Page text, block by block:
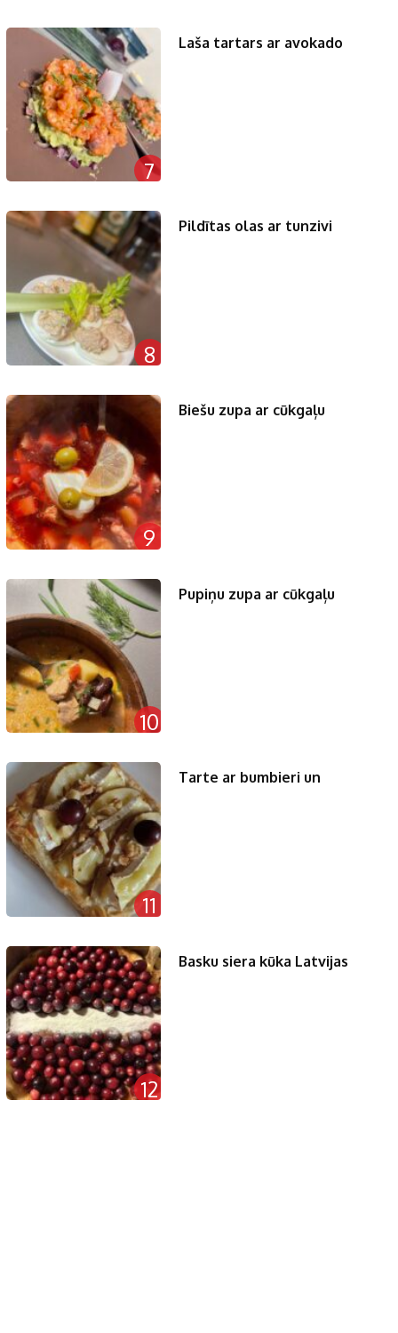
7
Laša tartars ar avokado
8
Pildītas olas ar tunzivi
9
Biešu zupa ar cūkgaļu
10
Pupiņu zupa ar cūkgaļu
11
Tarte ar bumbieri un
12
Basku siera kūka Latvijas